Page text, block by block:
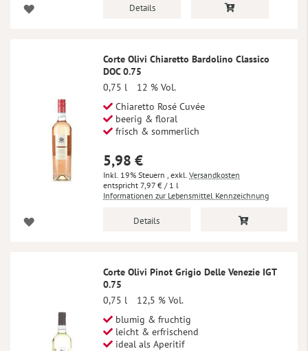
Details
Corte Olivi Chiaretto Bardolino Classico
DOC 0.75
0,75 l
12 % Vol.
Chiaretto Rosé Cuvée
beerig & floral
frisch & sommerlich
5,98 €
Inkl. 19% Steuern exkl. Versandkosten
7,97 € / 1 l
Informationen zur Lebensmittel Kennzeichnung
Details
Corte Olivi Pinot Grigio Delle Venezie IGT
0.75
0,75 l
12,5 % Vol.
blumig & fruchtig
leicht & erfrischend
ideal als Aperitif